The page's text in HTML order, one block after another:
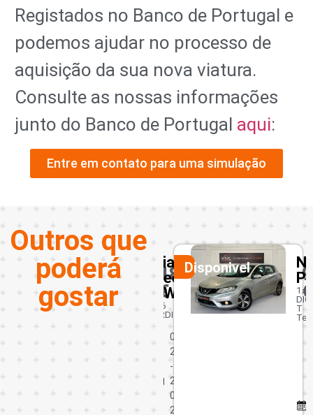
Registados no Banco de Portugal e
podemos ajudar no processo de
aquisição da sua nova viatura.
Consulte as nossas informações
junto do Banco de Portugal aqui:
Entre em contato para uma simulação
Outros que
poderá
gostar
Disponivel
Kia
Ceed
SW
1.6
CRDI
0
2
-
2
0
2
18450
€
Disponivel
1.2
DIG-
T
€